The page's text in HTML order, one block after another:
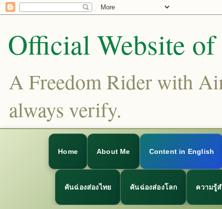
Official Website
A Freedom Rider with
always verify.
Home About Me Content in English
คันฉ่องส่องไทย คันฉ่องส่องโลก ความรู้